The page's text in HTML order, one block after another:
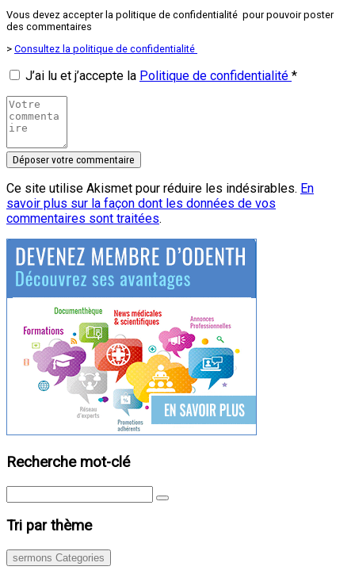
Vous devez accepter la politique de confidentialité pour pouvoir poster
des commentaires
> Consultez la politique de confidentialité
J’ai lu et j’accepte la Politique de confidentialité *
Ce site utilise Akismet pour réduire les indésirables. En
savoir plus sur la façon dont les données de vos
commentaires sont traitées.
Recherche mot-clé
Tri par thème
sermons Categories